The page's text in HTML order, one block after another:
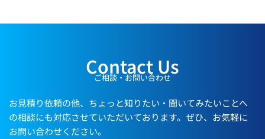
Contact Us
ご相談・お問い合わせ
お見積り依頼の他、ちょっと知りたい・聞いてみたいことへ
の相談にも対応させていただいております。ぜひ、お気軽に
お問い合わせください。